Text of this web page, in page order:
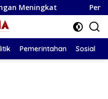
Pemkab
Pemerintahan Sosial